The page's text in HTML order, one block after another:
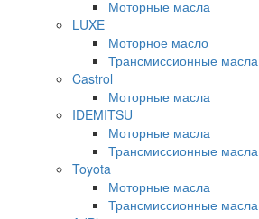
Моторные масла
LUXE
Моторное масло
Трансмиссионные масла
Castrol
Моторные масла
IDEMITSU
Моторные масла
Трансмиссионные масла
Toyota
Моторные масла
Трансмиссионные масла